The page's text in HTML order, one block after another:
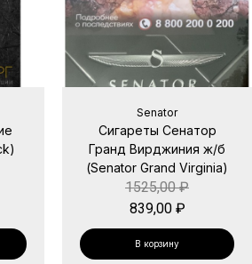
Senator
Сигареты Сенатор
Гранд Вирджиния ж/б
(Senator Grand Virginia)
1525,00₽
839,00 ₽
В корзину